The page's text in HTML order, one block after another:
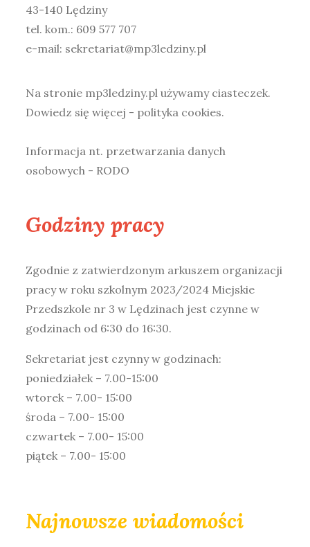
43-140 Lędziny
tel. kom.: 609 577 707
e-mail: sekretariat@mp3ledziny.pl
Na stronie mp3ledziny.pl używamy ciasteczek.
Dowiedz się więcej - polityka cookies.
Informacja nt. przetwarzania danych
osobowych - RODO
Godziny pracy
Zgodnie z zatwierdzonym arkuszem organizacji
pracy w roku szkolnym 2023/2024 Miejskie
Przedszkole nr 3 w Lędzinach jest czynne w
godzinach od 6:30 do 16:30.
Sekretariat jest czynny w godzinach:
poniedziałek – 7.00-15:00
wtorek – 7.00- 15:00
środa – 7.00- 15:00
czwartek – 7.00- 15:00
piątek – 7.00- 15:00
Najnowsze wiadomości